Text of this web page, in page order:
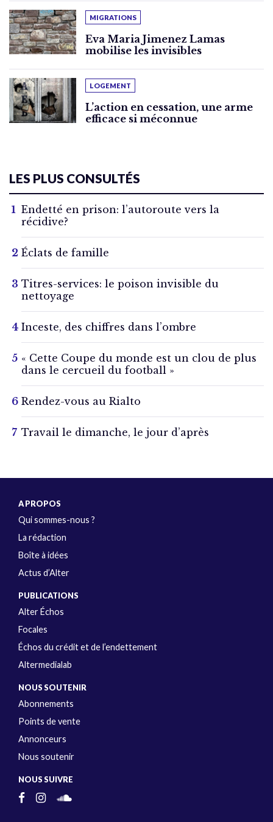
MIGRATIONS
Eva Maria Jimenez Lamas
mobilise les invisibles
LOGEMENT
L’action en cessation, une arme
efficace si méconnue
LES PLUS CONSULTÉS
Endetté en prison: l’autoroute vers la
récidive?
Éclats de famille
Titres-services: le poison invisible du
nettoyage
Inceste, des chiffres dans l’ombre
« Cette Coupe du monde est un clou de plus
dans le cercueil du football »
Rendez-vous au Rialto
Travail le dimanche, le jour d’après
A PROPOS
Qui sommes-nous ?
La rédaction
Boîte à idées
Actus d’Alter
PUBLICATIONS
Alter Échos
Focales
Échos du crédit et de l’endettement
Altermedialab
NOUS SOUTENIR
Abonnements
Points de vente
Annonceurs
Nous soutenir
NOUS SUIVRE